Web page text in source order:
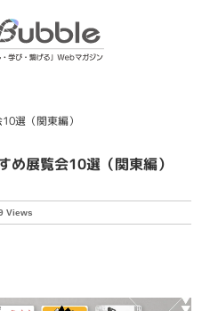
選（関東編）
展覧会10選（関東編）
Views